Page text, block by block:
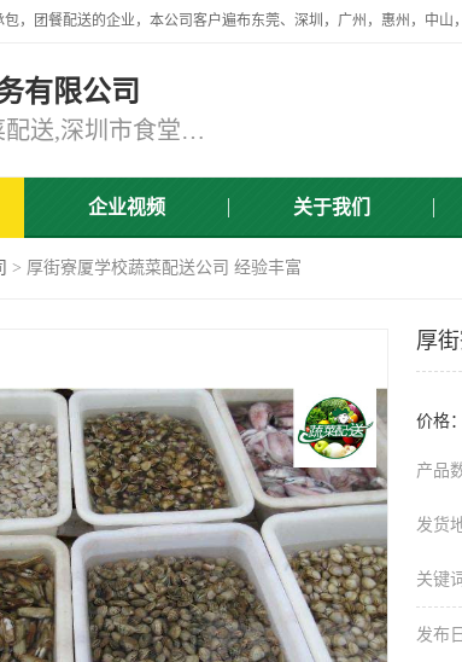
有限公司
东莞蔬菜配送,深圳市蔬菜配送,深圳市食堂承包,深圳市宝安蔬菜配送,东莞工厂食堂承包,东莞蔬菜配送公司,东莞长安蔬菜配送公司
企业视频 关于我们
> 厚街寮厦学校蔬菜配送公司 经验丰富
厚
价格：
产品
发货
关键
发布